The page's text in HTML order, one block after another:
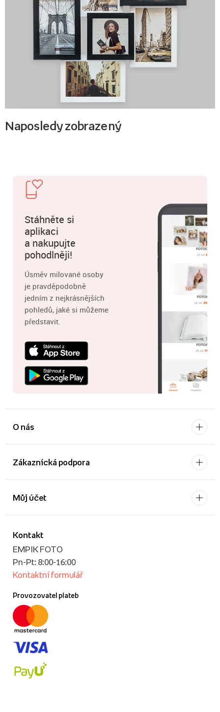
Naposledy zobrazený
Stáhněte si
aplikaci
a nakupujte
pohodlněji!
Úsměv milované osoby
je pravděpodobně
jedním z nejkrásnějších
pohledů, jaké si můžeme
představit.
O nás
Zákaznícká podpora
Kontakt
EMPIK FOTO
Pn-Pt: 8:00-16:00
Kontaktní formulář
Provozovatel plateb
Můj účet